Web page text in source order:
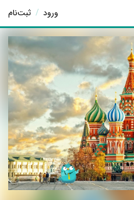
ورود / ثبت‌نام